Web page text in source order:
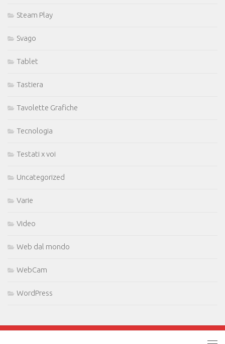
Steam Play
Svago
Tablet
Tastiera
Tavolette Grafiche
Tecnologia
Testati x voi
Uncategorized
Varie
Video
Web dal mondo
WebCam
WordPress